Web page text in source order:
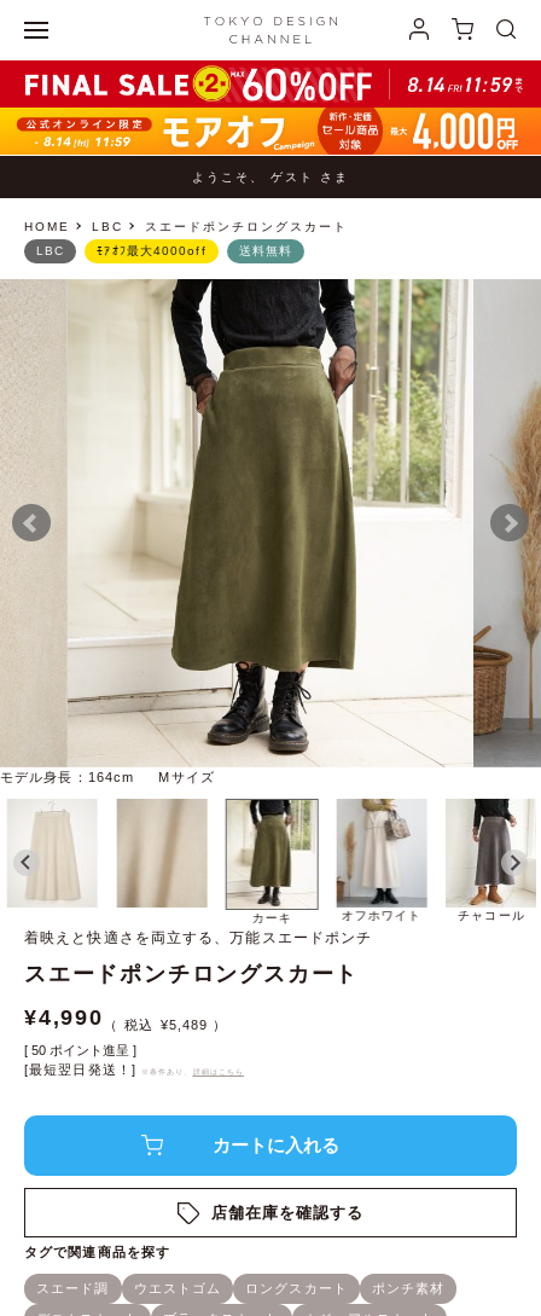
ようこそ、 ゲスト さま
HOME LBC スエードポンチロングスカート
モデル身長：164cm Mサイズ
カーキ オフホワイト チャコール
LBC ﾓｱｵﾌ最大4000off 送料無料
着映えと快適さを両立する、万能スエードポンチ
スエードポンチロングスカート
¥4,990 ¥5,489
[ 50 ポイント進呈 ]
[最短翌日発送！]
※条件あり、 詳細はこちら
店舗在庫を確認する